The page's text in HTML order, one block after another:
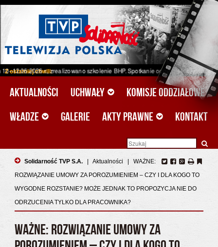
Z ostatniej chwili:
r., zrealizowano szkolenie BHP. Spotkanie odbyło się w ramach projektu
Aktualności Uchwały
Komisje oddziałowe
Władze
Galerie Akty prawne Kontakt
Solidarność TVP S.A. Aktualności
WAŻNE:
ROZWIĄZANIE UMOWY ZA POROZUMIENIEM – CZY I DLA KOGO TO
WYGODNE ROZSTANIE? MOŻE JEDNAK TO PROPOZYCJA NIE DO
ODRZUCENIA TYLKO DLA PRACOWNIKA?
WAŻNE: ROZWIĄZANIE UMOWY ZA